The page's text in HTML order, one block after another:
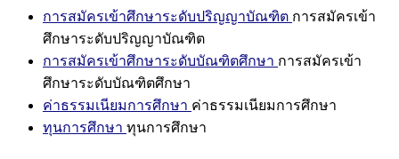
การสมัครเข้าศึกษาระดับปริญญาบัณฑิต การสมัครเข้า
ศึกษาระดับปริญญาบัณฑิต
การสมัครเข้าศึกษาระดับบัณฑิตศึกษา การสมัครเข้า
ศึกษาระดับบัณฑิตศึกษา
ค่าธรรมเนียมการศึกษา ค่าธรรมเนียมการศึกษา
ทุนการศึกษา ทุนการศึกษา